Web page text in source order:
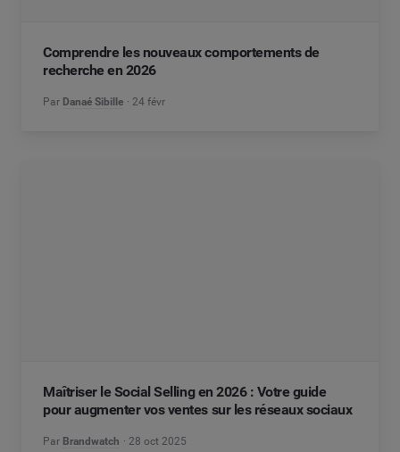
Comprendre les nouveaux comportements de
recherche en 2026
Par Danaé Sibille 24 févr
Maîtriser le Social Selling en 2026 : Votre guide
pour augmenter vos ventes sur les réseaux sociaux
Par Brandwatch 28 oct 2025